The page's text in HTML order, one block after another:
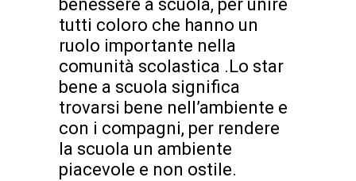
benessere a scuola, per unire
tutti coloro che hanno un
ruolo importante nella
comunità scolastica .Lo star
bene a scuola significa
trovarsi bene nell’ambiente e
con i compagni, per rendere
la scuola un ambiente
piacevole e non ostile.